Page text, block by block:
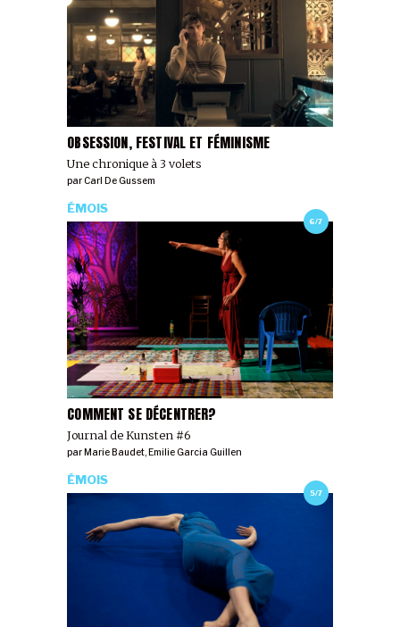
OBSESSION, FESTIVAL ET FÉMINISME
Une chronique à 3 volets
parCarl De Gussem
6/7
COMMENT SE DÉCENTRER?
Journal de Kunsten #6
ÉMOIS
par Marie Baudet, Emilie Garcia Guillen
5/7
ÉMOIS